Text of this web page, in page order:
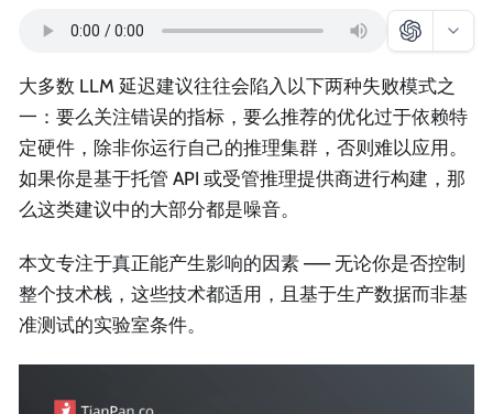
大多数 LLM 延迟建议往往会陷入以下两种失败模式之
一：要么关注错误的指标，要么推荐的优化过于依赖特
定硬件，除非你运行自己的推理集群，否则难以应用。
如果你是基于托管 API 或受管推理提供商进行构建，那
么这类建议中的大部分都是噪音。
本文专注于真正能产生影响的因素 —— 无论你是否控制
整个技术栈，这些技术都适用，且基于生产数据而非基
准测试的实验室条件。